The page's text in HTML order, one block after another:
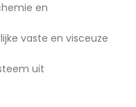
en
vaste en visceuze
uit